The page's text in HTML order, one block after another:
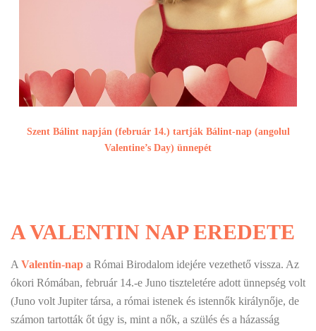
Szent Bálint napján (február 14.) tartják Bálint-nap (angolul
Valentine’s Day) ünnepét
A VALENTIN NAP EREDETE
A Valentin-nap a Római Birodalom idejére vezethető vissza. Az
ókori Rómában, február 14.-e Juno tiszteletére adott ünnepség volt
(Juno volt Jupiter társa, a római istenek és istennők királynője, de
számon tartották őt úgy is, mint a nők, a szülés és a házasság